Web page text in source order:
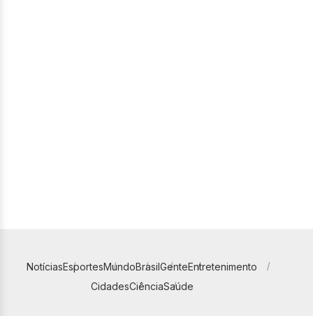
NotíciasEsportesMundoBrasilGenteEntretenimento
CidadesCiênciaSaúde